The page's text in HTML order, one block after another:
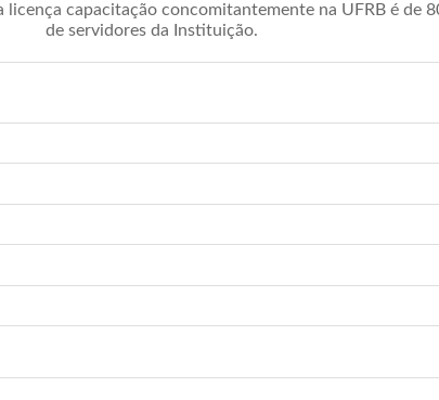
capacitação concomitantemente na UFRB é de
de servidores da Instituição.